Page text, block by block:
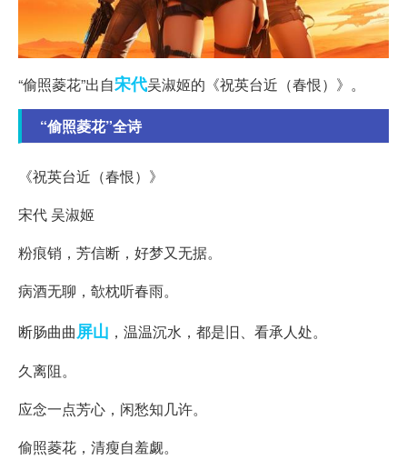
“偷照菱花”出自宋代吴淑姬的《祝英台近（春恨）》。
“偷照菱花”全诗
《祝英台近（春恨）》
宋代 吴淑姬
粉痕销，芳信断，好梦又无据。
病酒无聊，欹枕听春雨。
断肠曲曲屏山 ，温温沉水，都是旧、看承人处。
久离阻。
应念一点芳心，闲愁知几许。
偷照菱花，清瘦自羞觑。